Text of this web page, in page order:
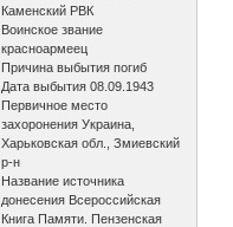
Каменский РВК
Воинское звание
красноармеец
Причина выбытия погиб
Дата выбытия 08.09.1943
Первичное место
захоронения Украина,
Харьковская обл., Змиевский
р-н
Название источника
донесения Всероссийская
Книга Памяти. Пензенская